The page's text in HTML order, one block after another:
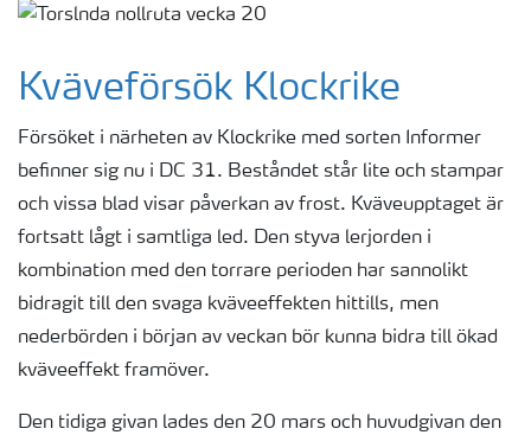
Kväveförsök Klockrike
Försöket i närheten av Klockrike med sorten Informer
befinner sig nu i DC 31. Beståndet står lite och stampar
och vissa blad visar påverkan av frost. Kväveupptaget är
fortsatt lågt i samtliga led. Den styva lerjorden i
kombination med den torrare perioden har sannolikt
bidragit till den svaga kväveeffekten hittills, men
nederbörden i början av veckan bör kunna bidra till ökad
kväveeffekt framöver.
Den tidiga givan lades den 20 mars och huvudgivan den